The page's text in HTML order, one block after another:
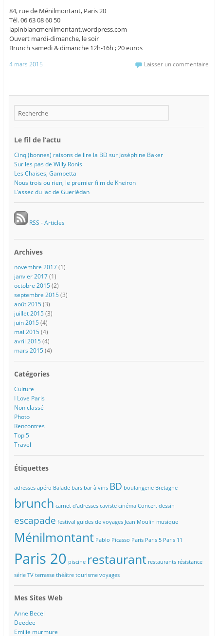
84, rue de Ménilmontant, Paris 20
Tél. 06 63 08 60 50
lapinblancmenilmontant.wordpress.com
Ouvert mardi-dimanche, le soir
Brunch samedi & dimanche 12h-16h ; 20 euros
4 mars 2015 Laisser un commentaire
Le fil de l’actu
Cinq (bonnes) raisons de lire la BD sur Joséphine Baker
Sur les pas de Willy Ronis
Les Chaises, Gambetta
Nous trois ou rien, le premier film de Kheiron
L’assec du lac de Guerlédan
RSS - Articles
Archives
novembre 2017(1)
janvier 2017(1)
octobre 2015(2)
septembre 2015(3)
août 2015(3)
juillet 2015(3)
juin 2015(4)
mai 2015(4)
avril 2015(4)
mars 2015(4)
Catégories
Culture
I Love Paris
Non classé
Photo
Rencontres
Top 5
Travel
Étiquettes
adresses apéro Balade bars bar à vins BD boulangerie Bretagne
brunch carnet d'adresses caviste cinéma Concert dessin
escapade festival guides de voyages Jean Moulin musique
Ménilmontant Pablo Picasso Paris Paris 5 Paris 11
Paris 20 piscine restaurant restaurants résistance
série TV terrasse théâtre tourisme voyages
Mes Sites Web
Anne Becel
Deedee
Emilie murmure